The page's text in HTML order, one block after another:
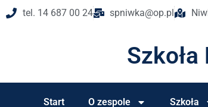
tel. 14 687 00 24 spniwka@op.pl
Start O zespole Szkoła